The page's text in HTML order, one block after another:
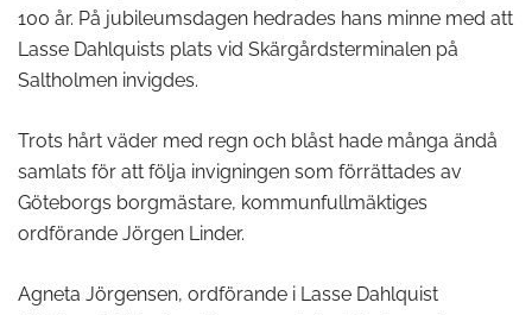
100 år. På jubileumsdagen hedrades hans minne med att
Lasse Dahlquists plats vid Skärgårdsterminalen på
Saltholmen invigdes.
Trots hårt väder med regn och blåst hade många ändå
samlats för att följa invigningen som förrättades av
Göteborgs borgmästare, kommunfullmäktiges
ordförande Jörgen Linder.
Agneta Jörgensen, ordförande i Lasse Dahlquist